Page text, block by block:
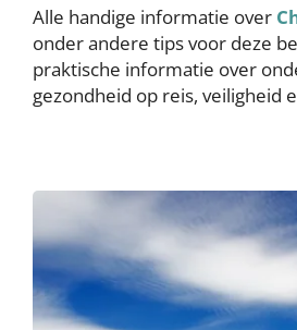
Alle handige informatie over
onder andere tips voor deze
praktische informatie over
gezondheid op reis, veiligheid